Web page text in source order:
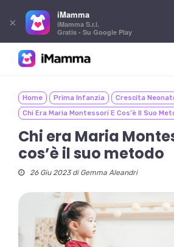
content
Home Prima Infanzia
Crescita
Chi Era Maria Montessori E Cos’è Il Suo
Chi era Maria
cos’è il suo metodo
26 Giu 2023 di Gemma Aleandri
×
iMamma
iMamma S.r.l.
Gratis - Su Google Play